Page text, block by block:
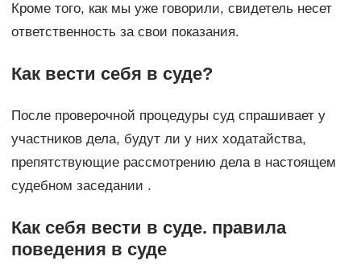
Кроме того, как мы уже говорили, свидетель несет
ответственность за свои показания.
Как вести себя в суде?
После проверочной процедуры суд спрашивает у
участников дела, будут ли у них ходатайства,
препятствующие рассмотрению дела в настоящем
судебном заседании .
Как себя вести в суде. правила
поведения в суде